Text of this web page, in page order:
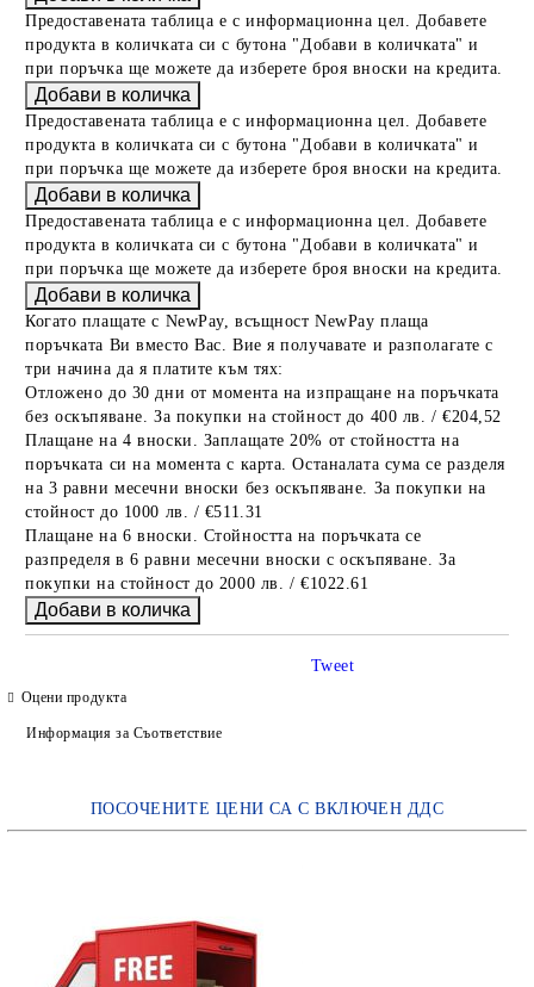
Предоставената таблица е с информационна цел. Добавете
продукта в количката си с бутона "Добави в количката" и
при поръчка ще можете да изберете броя вноски на кредита.
Предоставената таблица е с информационна цел. Добавете
продукта в количката си с бутона "Добави в количката" и
при поръчка ще можете да изберете броя вноски на кредита.
Предоставената таблица е с информационна цел. Добавете
продукта в количката си с бутона "Добави в количката" и
при поръчка ще можете да изберете броя вноски на кредита.
Когато плащате с NewPay, всъщност NewPay плаща
поръчката Ви вместо Вас. Вие я получавате и разполагате с
три начина да я платите към тях:
Отложено до 30 дни от момента на изпращане на поръчката
без оскъпяване. За покупки на стойност до 400 лв. / €204,52
Плащане на 4 вноски. Заплащате 20% от стойността на
поръчката си на момента с карта. Останалата сума се разделя
на 3 равни месечни вноски без оскъпяване. За покупки на
стойност до 1000 лв. / €511.31
Плащане на 6 вноски. Стойността на поръчката се
разпределя в 6 равни месечни вноски с оскъпяване. За
покупки на стойност до 2000 лв. / €1022.61
Оцени продукта
Информация за Съответствие
Tweet
ПОСОЧЕНИТЕ ЦЕНИ СА С ВКЛЮЧЕН ДДС